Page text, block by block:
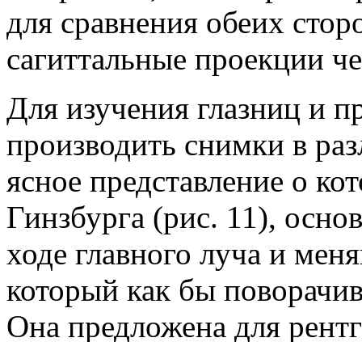
для сравнения обеих
сагиттальные проекции
Для изучения глазниц и
производить снимки в
ясное представление о
Гинзбурга (рис. 11),
ходе главного луча и
который как бы
Она предложена для